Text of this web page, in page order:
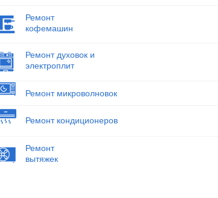
Ремонт
кофемашин
Ремонт духовок и
электроплит
Ремонт микроволновок
Ремонт кондиционеров
Ремонт
вытяжек